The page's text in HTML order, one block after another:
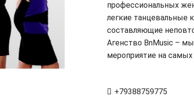
профессиональных
легкие танцевальные
составляющие
Агенство BnMusic –
мероприятие на
+79388759775